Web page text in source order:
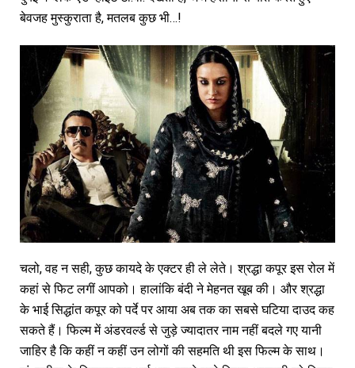
बेवजह मुस्कुराता है, मतलब कुछ भी…!
चलो, वह न सही, कुछ कायदे के एक्टर ही ले लेते। श्रद्धा कपूर इस रोल में
कहां से फिट लगीं आपको। हालांकि बंदी ने मेहनत खूब की। और श्रद्धा
के भाई सिद्धांत कपूर को पर्दे पर आया अब तक का सबसे घटिया दाउद कह
सकते हैं। फिल्म में अंडरवर्ल्ड से जुड़े ज्यादातर नाम नहीं बदले गए यानी
जाहिर है कि कहीं न कहीं उन लोगों की सहमति थी इस फिल्म के साथ।